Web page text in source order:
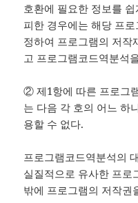
호환에 필요한 정보를
피한 경우에는 해당 프
정하여 프로그램의 저작
고 프로그램코드역분석
② 제1항에 따른 프로그
는 다음 각 호의 어느 하
용할 수 없다.
프로그램코드역분석의
실질적으로 유사한 프로
밖에 프로그램의 저작권